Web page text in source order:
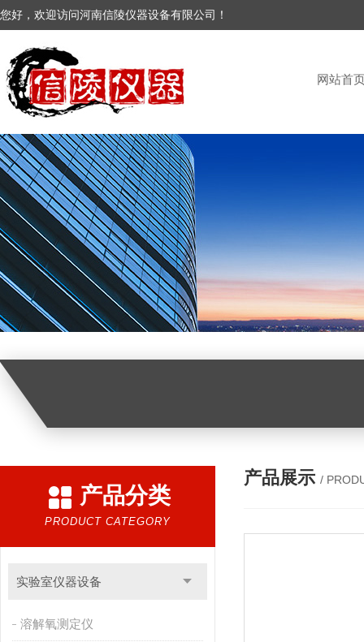
您好，欢迎访问河南信陵仪器设备有限公司！
网站首
产品分类
PRODUCT CATEGORY
实验室仪器设备
溶解氧测定仪
产品展示 /